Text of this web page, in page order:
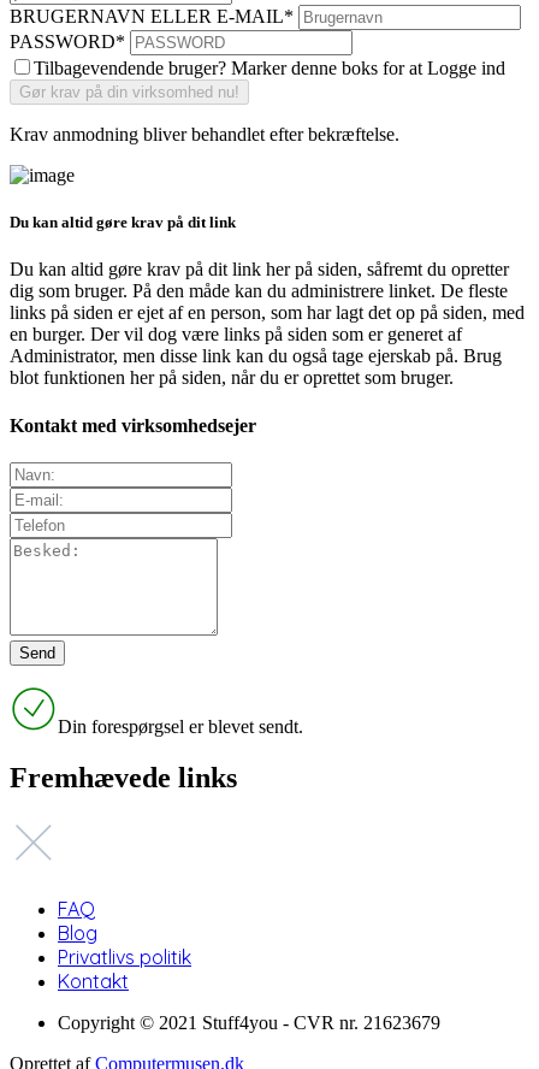
BRUGERNAVN ELLER E-MAIL*
PASSWORD*
Tilbagevendende bruger? Marker denne boks for at Logge ind
Krav anmodning bliver behandlet efter bekræftelse.
Du kan altid gøre krav på dit link
Du kan altid gøre krav på dit link her på siden, såfremt du opretter
dig som bruger. På den måde kan du administrere linket. De fleste
links på siden er ejet af en person, som har lagt det op på siden, med
en burger. Der vil dog være links på siden som er generet af
Administrator, men disse link kan du også tage ejerskab på. Brug
blot funktionen her på siden, når du er oprettet som bruger.
Kontakt med virksomhedsejer
Din forespørgsel er blevet sendt.
Fremhævede links
FAQ
Blog
Privatlivs politik
Kontakt
Copyright © 2021 Stuff4you - CVR nr. 21623679
Oprettet afComputermusen.dk